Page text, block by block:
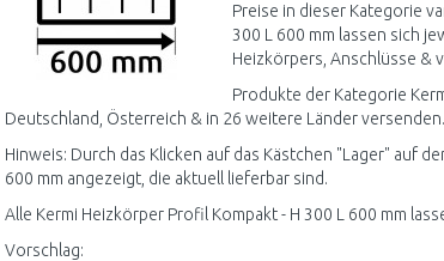
Preise in dieser Kategorie
300 L 600 mm lassen sich
Heizkörpers, Anschlüsse &
Produkte der Kategorie
Deutschland, Österreich & in 26 weitere Länder versenden.
Hinweis: Durch das Klicken auf das Kästchen "Lager" auf
600 mm angezeigt, die aktuell lieferbar sind.
Alle Kermi Heizkörper Profil Kompakt - H 300 L 600 mm
Vorschlag: